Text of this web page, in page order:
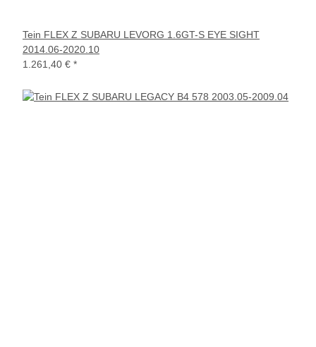
Tein FLEX Z SUBARU LEVORG 1.6GT-S EYE SIGHT
2014.06-2020.10
1.261,40 € *